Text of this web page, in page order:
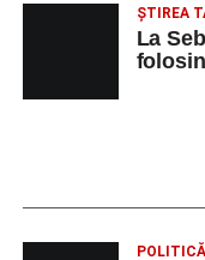
ŞTIREA
La
POLITICĂ